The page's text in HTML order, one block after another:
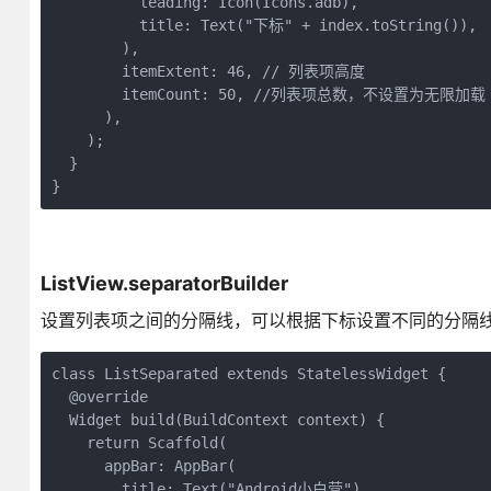
          title: Text("下标" + index.toString()),
        ),
        itemExtent: 46, // 列表项高度
        itemCount: 50, //列表项总数，不设置为无限加载
      ),
    );
  }
ListView.separatorBuilder
设置列表项之间的分隔线，可以根据下标设置不同的分隔
class ListSeparated extends StatelessWidget {
  @override
  Widget build(BuildContext context) {
    return Scaffold(
      appBar: AppBar(